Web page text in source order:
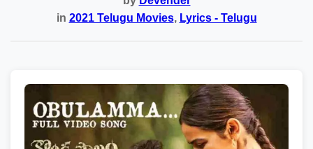
in 2021 Telugu Movies, Lyrics - Telugu